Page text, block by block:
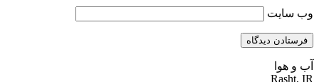
وب‌ سایت
آب و هوا
Rasht, IR